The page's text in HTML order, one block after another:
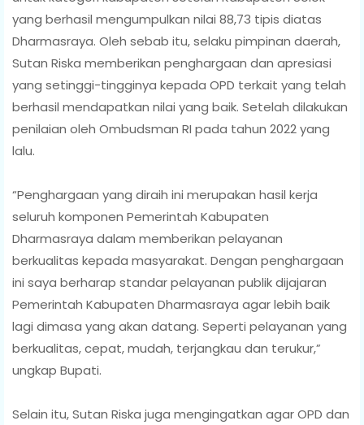
yang berhasil mengumpulkan nilai 88,73 tipis diatas
Dharmasraya. Oleh sebab itu, selaku pimpinan daerah,
Sutan Riska memberikan penghargaan dan apresiasi
yang setinggi-tingginya kepada OPD terkait yang telah
berhasil mendapatkan nilai yang baik. Setelah dilakukan
penilaian oleh Ombudsman RI pada tahun 2022 yang
lalu.
“Penghargaan yang diraih ini merupakan hasil kerja
seluruh komponen Pemerintah Kabupaten
Dharmasraya dalam memberikan pelayanan
berkualitas kepada masyarakat. Dengan penghargaan
ini saya berharap standar pelayanan publik dijajaran
Pemerintah Kabupaten Dharmasraya agar lebih baik
lagi dimasa yang akan datang. Seperti pelayanan yang
berkualitas, cepat, mudah, terjangkau dan terukur,”
ungkap Bupati.
Selain itu, Sutan Riska juga mengingatkan agar OPD dan